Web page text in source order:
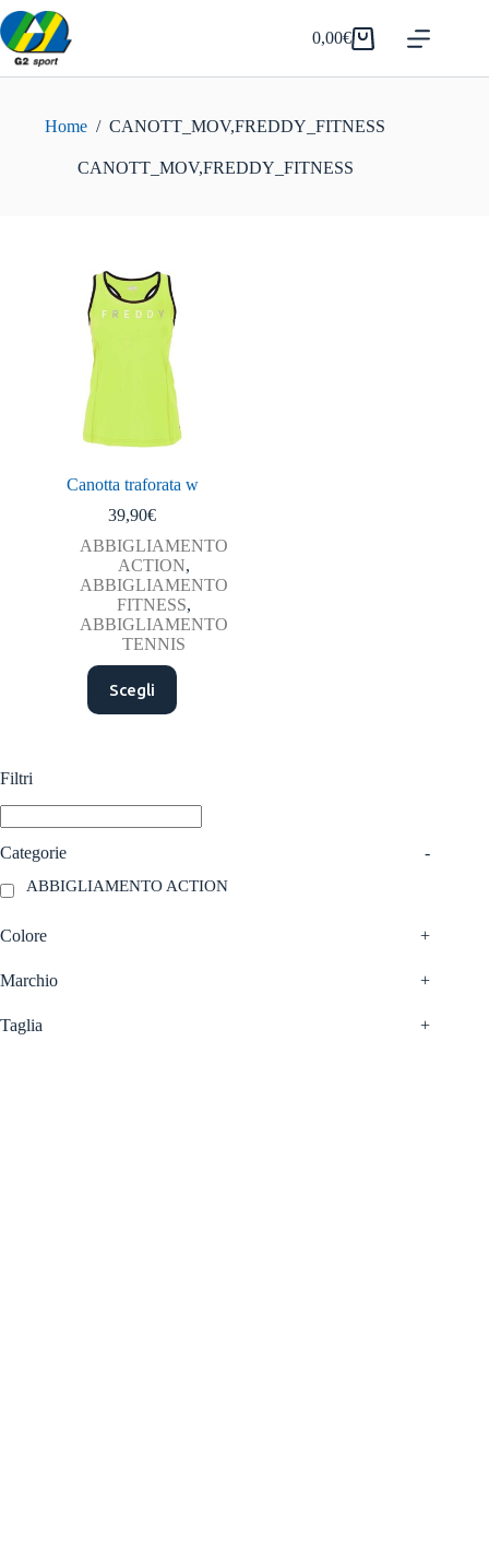
Salta
al
contenuto
Carrello
0,00€
Home / CANOTT_MOV,FREDDY_FITNESS
CANOTT_MOV,FREDDY_FITNESS
Canotta traforata w
39,90€
ABBIGLIAMENTO
ACTION,
ABBIGLIAMENTO
FITNESS,
ABBIGLIAMENTO
TENNIS
Scegli
Questo
prodotto
ha
possono
essere
pagina
Filtri
Categorie -
ABBIGLIAMENTO ACTION
Colore +
Marchio +
Taglia +